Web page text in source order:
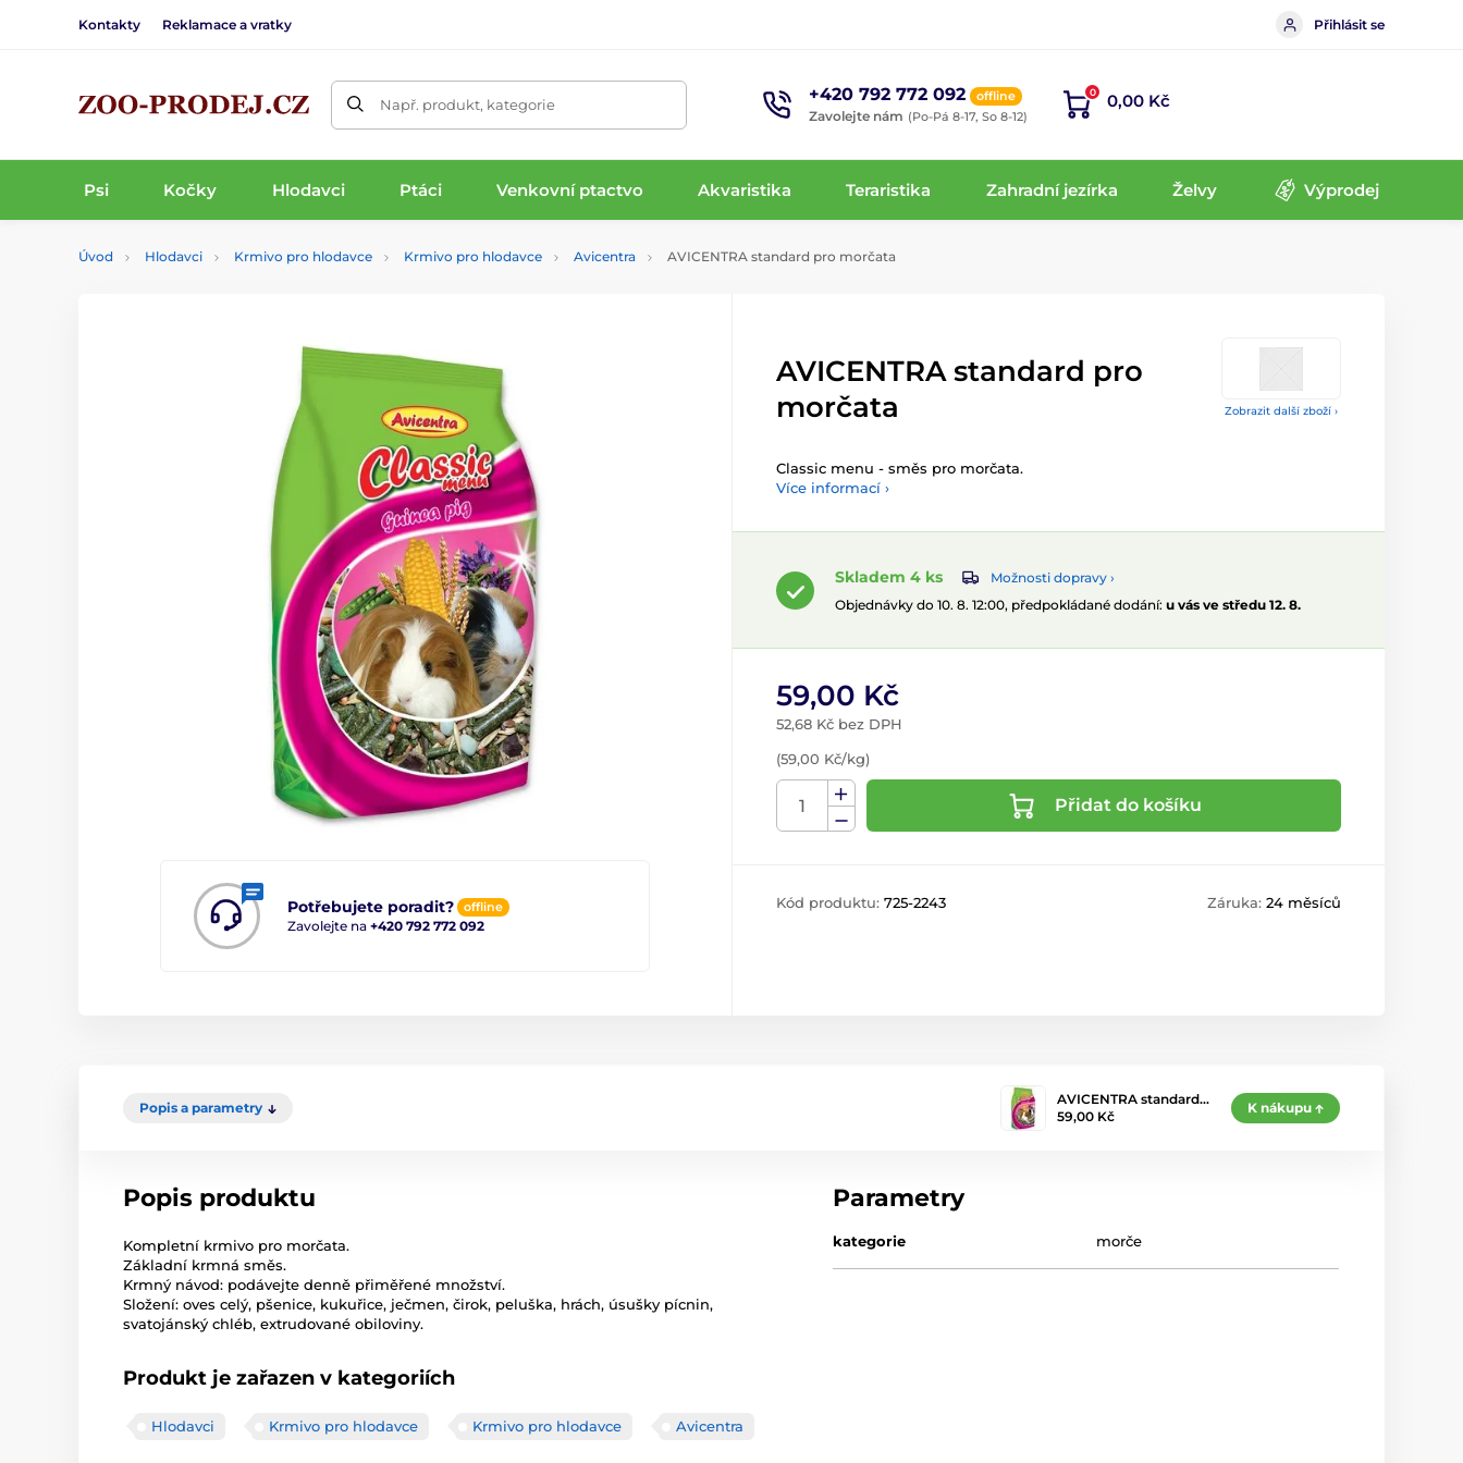
Kontakty Reklamace a vratky Přihlásit se
Např. produkt, kategorie +420 792 772 092 offline
Zavolejte nám (Po-Pá 8-17, So 8-12)
0 0,00 Kč
Psi Kočky Hlodavci Ptáci Venkovní ptactvo Akvaristika Teraristika Zahradní jezírka Želvy Výprodej
Úvod Hlodavci Krmivo pro hlodavce Krmivo pro hlodavce Avicentra AVICENTRA standard pro morčata
Zobrazit další zboží ›
Potřebujete poradit? offline
Zavolejte na +420 792 772 092
AVICENTRA standard pro
morčata
Classic menu - směs pro morčata.
Více informací ›
Skladem 4 ks
Možnosti dopravy ›
Objednávky do 10. 8. 12:00, předpokládané dodání: u vás ve středu 12. 8.
59,00 Kč
52,68 Kč bez DPH
(59,00 Kč/kg)
Přidat do košíku
Kód produktu: 725-2243 Záruka: 24 měsíců
Popis a parametry
AVICENTRA standard…
59,00 Kč
K nákupu
Popis produktu
Kompletní krmivo pro morčata.
Základní krmná směs.
Krmný návod: podávejte denně přiměřené množství.
Složení: oves celý, pšenice, kukuřice, ječmen, čirok, peluška, hrách, úsušky pícnin,
svatojánský chléb, extrudované obiloviny.
Produkt je zařazen v kategoriích
Hlodavci Krmivo pro hlodavce Krmivo pro hlodavce Avicentra
Parametry
kategorie morče